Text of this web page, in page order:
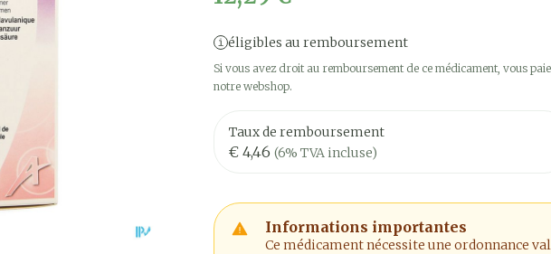
éligibles au remboursement
Si vous avez droit au remboursement de ce médicament, vous
notre webshop.
Taux de remboursement
€ 4,46 (6% TVA incluse)
Informations importantes
Ce médicament nécessite une ordonnance